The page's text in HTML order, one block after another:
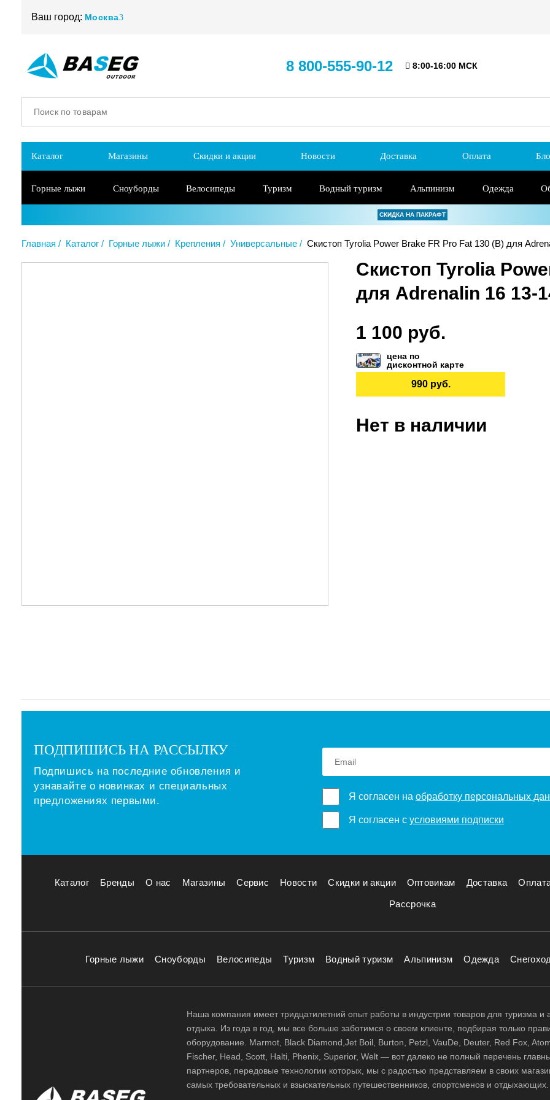
Ваш город: Москва
8 800-555-90-12 8:00-16:00 МСК
Каталог Магазины Скидки и акции Новости Доставка Оплата
Горные лыжи Сноуборды Велосипеды Туризм Водный туризм Альпинизм Одежда
СКИДКА НА ПАКРАФТ
Главная Каталог Горные лыжи Крепления Универсальные Скистоп Tyrolia Power Brake FR Pro Fat 130 (B) для
Скистоп Tyrolia
для Adrenalin 16 13-
1 100 руб.
цена по
дисконтной карте
990 руб.
Нет в наличии
ПОДПИШИСЬ НА РАССЫЛКУ
Подпишись на последние обновления и
узнавайте о новинках и специальных
предложениях первыми.
Я согласен на обработку персональных
Я согласен с условиями подписки
Каталог Бренды О нас Магазины Сервис Новости Скидки и акции Оптовикам Доставка
Рассрочка
Горные лыжи Сноуборды Велосипеды Туризм Водный туризм Альпинизм Одежда
Наша компания имеет тридцатилетний опыт работы в индустрии товаров для туризма и
отдыха. Из года в год, мы все больше заботимся о своем клиенте, подбирая только
оборудование. Marmot, Black Diamond,Jet Boil, Burton, Petzl, VauDe, Deuter, Red Fox,
Fischer, Head, Scott, Halti, Phenix, Superior, Welt — вот далеко не полный перечень
партнеров, передовые технологии которых, мы с радостью представляем в своих
самых требовательных и взыскательных путешественников, спортсменов и отдыхающих.